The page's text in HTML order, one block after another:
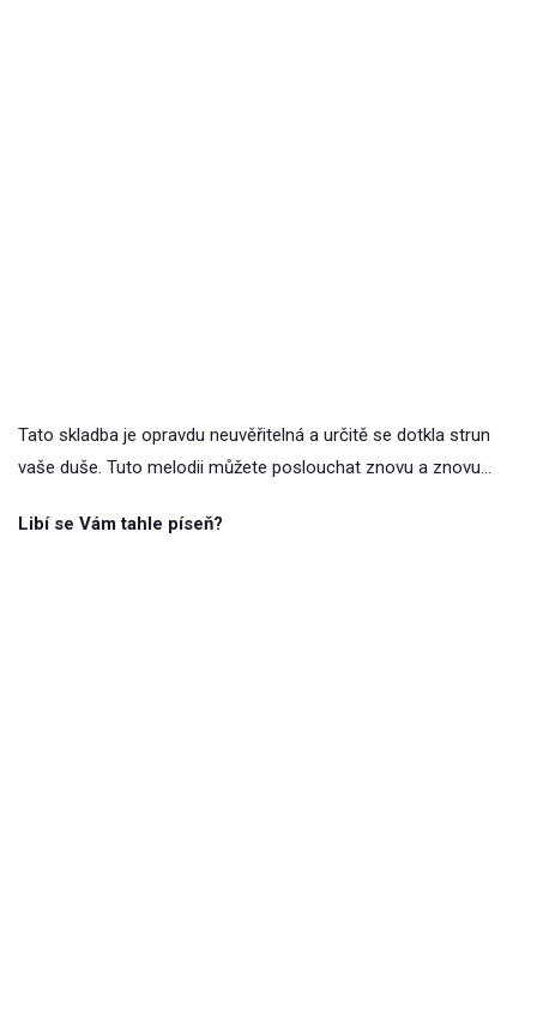
Tato skladba je opravdu neuvěřitelná a určitě se dotkla strun
vaše duše. Tuto melodii můžete poslouchat znovu a znovu…
Libí se Vám tahle píseň?